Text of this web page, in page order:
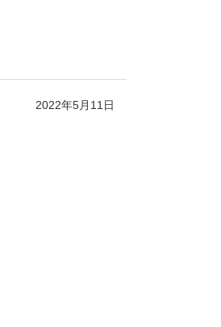
2022年5月11日